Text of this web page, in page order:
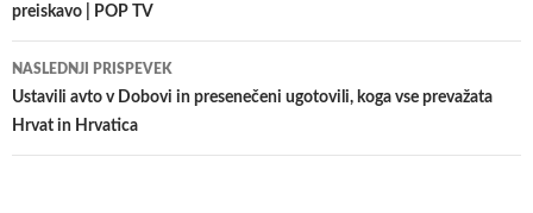
prispevkih
preiskavo | POP TV
NASLEDNJI PRISPEVEK
Ustavili avto v Dobovi in presenečeni ugotovili, koga vse prevažata
Hrvat in Hrvatica